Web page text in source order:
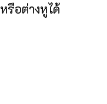
รือต่างหูได้